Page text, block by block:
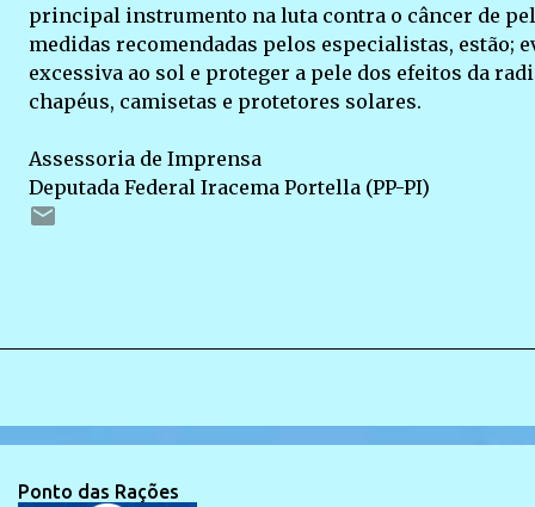
principal instrumento na luta contra o câncer de
medidas recomendadas pelos especialistas, estão;
excessiva ao sol e proteger a pele dos efeitos da
chapéus, camisetas e protetores solares.
Assessoria de Imprensa
Deputada Federal Iracema Portella (PP-PI)
Ponto das Rações